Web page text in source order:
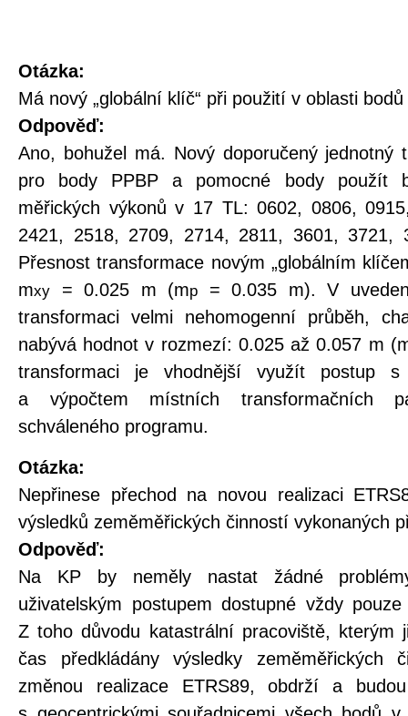
Otázka:
Má nový „globální klíč“ při použití v oblasti
Odpověď:
Ano, bohužel má. Nový doporučený jednotný
pro body PPBP a pomocné body použít
měřických výkonů v 17 TL: 0602, 0806,
2421, 2518, 2709, 2714, 2811, 3601, 3721,
Přesnost transformace novým „globálním
mxy = 0.025 m (mp = 0.035 m). V
transformaci velmi nehomogenní průběh,
nabývá hodnot v rozmezí: 0.025 až 0.057 m
transformaci je vhodnější využít postup s
a výpočtem místních transformačních
schváleného programu.
Otázka:
Nepřinese přechod na novou realizaci
výsledků zeměměřických činností vykonaných
Odpověď:
Na KP by neměly nastat žádné
uživatelským postupem dostupné vždy
Z toho důvodu katastrální pracoviště, kterým
čas předkládány výsledky zeměměřických
změnou realizace ETRS89, obdrží a